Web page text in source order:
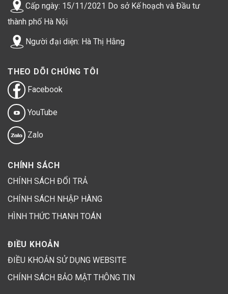
Cấp ngày: 15/11/2021 Do sở Kế hoạch và Đầu tư
thành phố Hà Nội
Người đại diện: Hà Thị Hằng
THEO DÕI CHÚNG TÔI
Facebook
YouTube
Zalo
CHÍNH SÁCH
CHÍNH SÁCH ĐỔI TRẢ
CHÍNH SÁCH NHẬP HÀNG
HÌNH THỨC THANH TOÁN
ĐIỀU KHOẢN
ĐIỀU KHOẢN SỬ DỤNG WEBSITE
CHÍNH SÁCH BẢO MẬT THÔNG TIN